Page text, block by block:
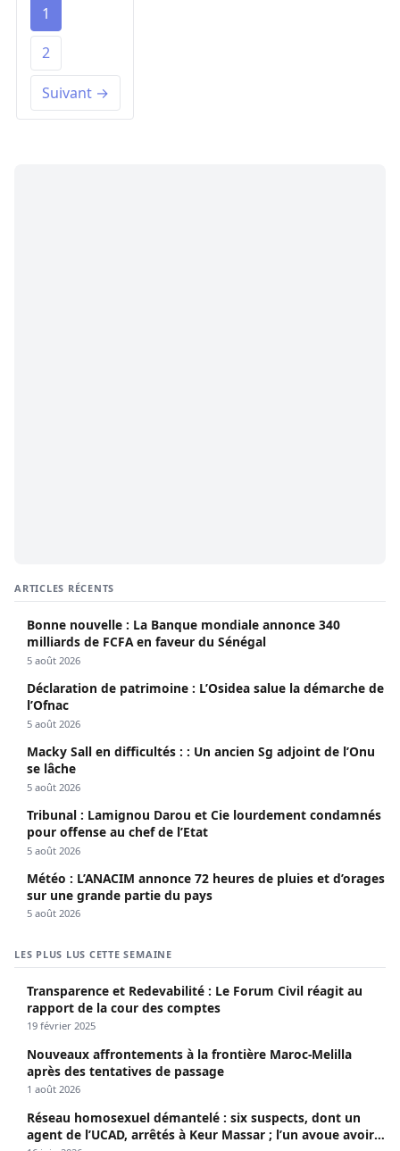
1
2
Suivant →
ARTICLES RÉCENTS
Bonne nouvelle : La Banque mondiale annonce 340
milliards de FCFA en faveur du Sénégal
5 août 2026
Déclaration de patrimoine : L’Osidea salue la démarche de
l’Ofnac
5 août 2026
Macky Sall en difficultés : : Un ancien Sg adjoint de l’Onu
se lâche
5 août 2026
Tribunal : Lamignou Darou et Cie lourdement condamnés
pour offense au chef de l’Etat
5 août 2026
Météo : L’ANACIM annonce 72 heures de pluies et d’orages
sur une grande partie du pays
5 août 2026
LES PLUS LUS CETTE SEMAINE
Transparence et Redevabilité : Le Forum Civil réagit au
rapport de la cour des comptes
19 février 2025
Nouveaux affrontements à la frontière Maroc-Melilla
après des tentatives de passage
1 août 2026
Réseau homosexuel démantelé : six suspects, dont un
agent de l’UCAD, arrêtés à Keur Massar ; l’un avoue avoir